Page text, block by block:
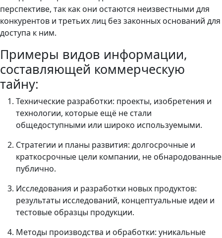
перспективе, так как они остаются неизвестными для
конкурентов и третьих лиц без законных оснований для
доступа к ним.
Примеры видов информации,
составляющей коммерческую
тайну:
Технические разработки: проекты, изобретения и
технологии, которые ещё не стали
общедоступными или широко используемыми.
Стратегии и планы развития: долгосрочные и
краткосрочные цели компании, не обнародованные
публично.
Исследования и разработки новых продуктов:
результаты исследований, концептуальные идеи и
тестовые образцы продукции.
Методы производства и обработки: уникальные